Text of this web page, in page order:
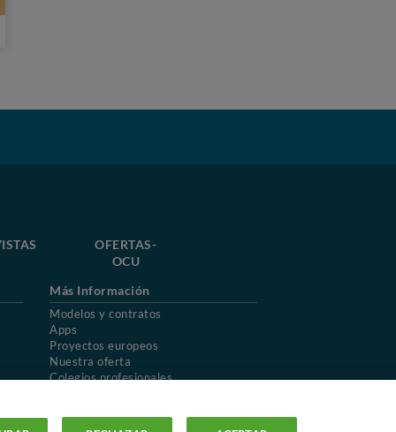
OFERTAS-
OCU
Más Información
Modelos y contratos
Apps
Proyectos europeos
Nuestra oferta
Colegios profesionales